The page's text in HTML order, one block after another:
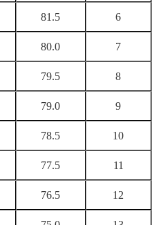
81.5 6
80.0 7
79.5 8
79.0 9
78.5 10
77.5 11
76.5 12